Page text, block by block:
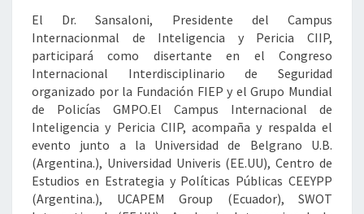
INTERNACIONAL
INTERDISCIPLINARIO
DE
SEGURIDAD.
El Dr. Sansaloni, Presidente del Campus
Internacionmal de Inteligencia y Pericia CIIP,
participará como disertante en el Congreso
Internacional Interdisciplinario de Seguridad
organizado por la Fundación FIEP y el Grupo Mundial
de Policías GMPO.El Campus Internacional de
Inteligencia y Pericia CIIP, acompaña y respalda el
evento junto a la Universidad de Belgrano U.B.
(Argentina.), Universidad Univeris (EE.UU), Centro de
Estudios en Estrategia y Políticas Públicas CEEYPP
(Argentina.), UCAPEM Group (Ecuador), SWOT